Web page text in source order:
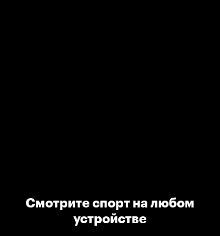
Смотрите спорт на любом
устройстве